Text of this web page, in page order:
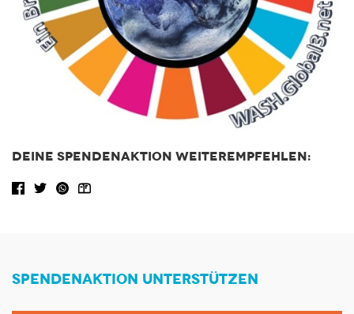
DEINE SPENDENAKTION WEITEREMPFEHLEN:
Facebook share
SPENDENAKTION UNTERSTÜTZEN